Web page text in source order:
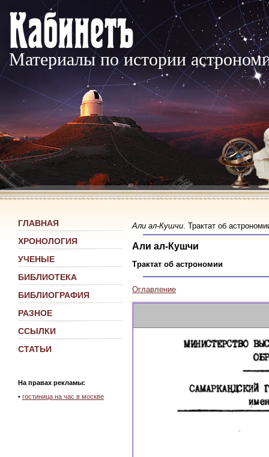
Материалы по истории
ГЛАВНАЯ
ХРОНОЛОГИЯ
УЧЕНЫЕ
БИБЛИОТЕКА
БИБЛИОГРАФИЯ
РАЗНОЕ
ССЫЛКИ
СТАТЬИ
На правах рекламы:
• гостиница на час в москве
Али ал-Кушчи. Трактат об
Али ал-Кушчи
Трактат об астрономии
Оглавление